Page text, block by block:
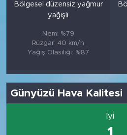
Bölgesel düzensiz yağmur
yağışlı
Nem: %79
Rüzgar: 40 km/h
Yağış Olasılığı: %87
Günyüzü Hava Kalitesi
İyi